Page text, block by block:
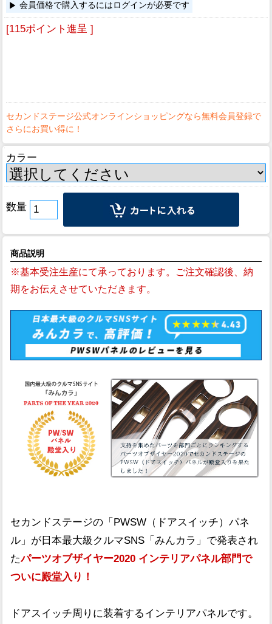
会員価格で購入するにはログインが必要です
[115ポイント進呈 ]
カラー
数量
商品説明
※基本受注生産にて承っております。ご注文確認後、納
期をお伝えさせていただきます。
セカンドステージの「PWSW（ドアスイッチ）パネ
ル」が日本最大級クルマSNS「みんカラ」で発表され
たパーツオブザイヤー2020 インテリアパネル部門で
ついに殿堂入り！
ドアスイッチ周りに装着するインテリアパネルです。